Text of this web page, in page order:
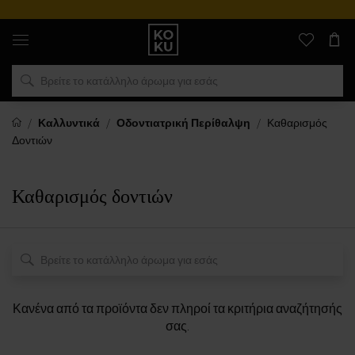
Αυθεντικά
αρώματα
και
ρολόγια
σε
μέρος
Καλλυντικά
Οδοντιατρική Περίθαλψη
Καθαρισμός
Δοντιών
Καθαρισμός δοντιών
Κανένα από τα προϊόντα δεν πληροί τα κριτήρια αναζήτησής
σας.